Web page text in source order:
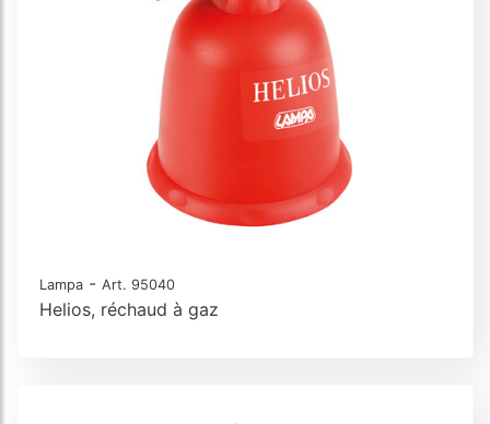
Lampa - Art. 95040
Helios, réchaud à gaz